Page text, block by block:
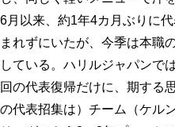
以来、約1年4カ月ぶりに
れずにいたが、今季は本職
ている。ハリルジャパンで
の代表復帰だけに、期する
の代表招集は）チーム（ケ